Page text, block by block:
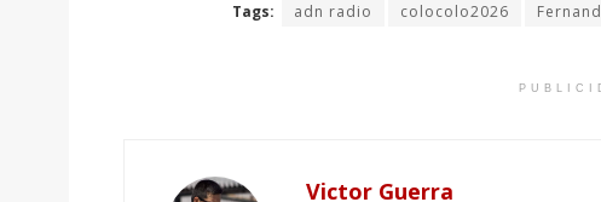
Tags: adn radio colocolo2026
Victor Guerra